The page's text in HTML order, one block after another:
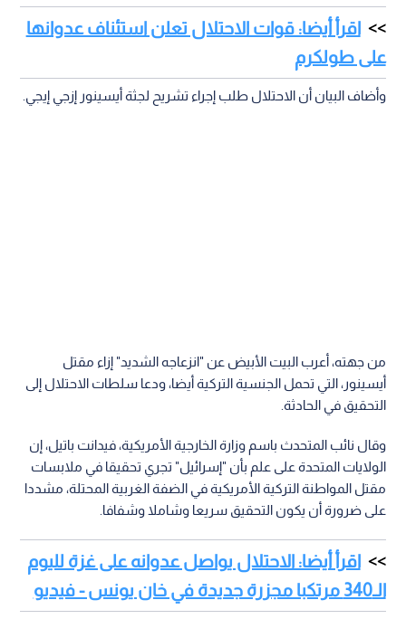
اقرأ أيضا: قوات الاحتلال تعلن استئناف عدوانها
على طولكرم
وأضاف البيان أن الاحتلال طلب إجراء تشريح لجثة أيسينور إزجي إيجي.
من جهته، أعرب البيت الأبيض عن "انزعاجه الشديد" إزاء مقتل
أيسينور، التي تحمل الجنسية التركية أيضا، ودعا سلطات الاحتلال إلى
التحقيق في الحادثة.
وقال نائب المتحدث باسم وزارة الخارجية الأمريكية، فيدانت باتيل، إن
الولايات المتحدة على علم بأن "إسرائيل" تجري تحقيقا في ملابسات
مقتل المواطنة التركية الأمريكية في الضفة الغربية المحتلة، مشددا
على ضرورة أن يكون التحقيق سريعا وشاملا وشفافا.
اقرأ أيضا: الاحتلال يواصل عدوانه على غزة لليوم
الـ340 مرتكبا مجزرة جديدة في خان يونس - فيديو